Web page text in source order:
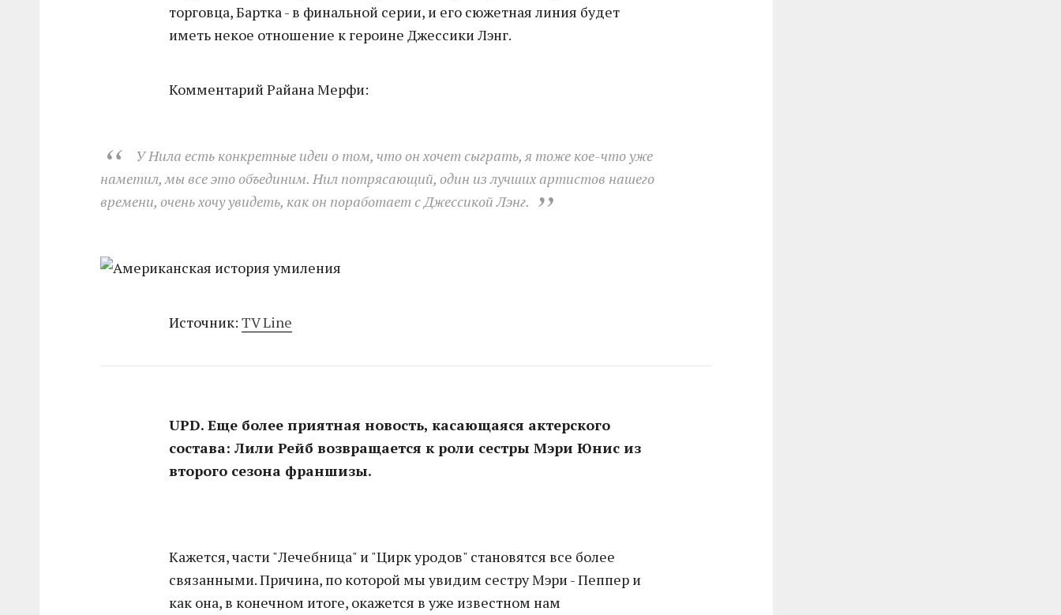
торговца, Бартка - в финальной серии, и его сюжетная линия будет
иметь некое отношение к героине Джессики Лэнг.
Комментарий Райана Мерфи:
У Нила есть конкретные идеи о том, что он хочет сыграть, я тоже кое-что уже
наметил, мы все это объединим. Нил потрясающий, один из лучших артистов нашего
времени, очень хочу увидеть, как он поработает с Джессикой Лэнг.
Источник:TV Line
UPD. Еще более приятная новость, касающаяся актерского
состава: Лили Рейб возвращается к роли сестры Мэри Юнис из
второго сезона франшизы.
Кажется, части "Лечебница" и "Цирк уродов" становятся все более
связанными. Причина, по которой мы увидим сестру Мэри - Пеппер и
как она, в конечном итоге, окажется в уже известном нам